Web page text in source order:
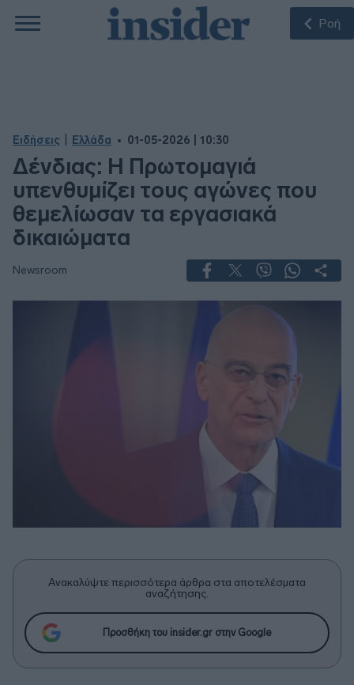
Ροή
Ειδήσεις Ελλάδα 01-05-2026 | 10:30
Δένδιας: Η Πρωτομαγιά
υπενθυμίζει τους αγώνες που
θεμελίωσαν τα εργασιακά
δικαιώματα
Newsroom
Ανακαλύψτε περισσότερα άρθρα στα αποτελέσματα
αναζήτησης.
Προσθήκη του insider.gr στην Google